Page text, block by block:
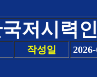
저시력
작성일